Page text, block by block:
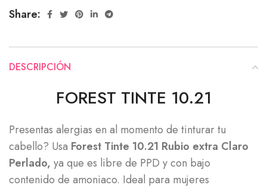
Share:
DESCRIPCIÓN
FOREST TINTE 10.21
Presentas alergias en al momento de tinturar tu
cabello? Usa Forest Tinte 10.21 Rubio extra Claro
Perlado, ya que es libre de PPD y con bajo
contenido de amoniaco. Ideal para mujeres